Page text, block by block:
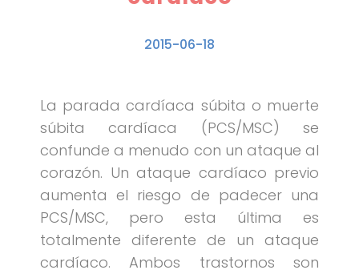
2015-06-18
La parada cardíaca súbita o muerte
súbita cardíaca (PCS/MSC) se
confunde a menudo con un ataque al
corazón. Un ataque cardíaco previo
aumenta el riesgo de padecer una
PCS/MSC, pero esta última es
totalmente diferente de un ataque
cardíaco. Ambos trastornos son